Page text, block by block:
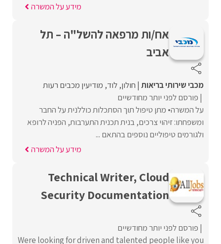
מידע על המשרה
אח/ות מרפאה להשל"ה – תל
אביב
מכבי שירותי בריאות חולון לוד מודיעין מכבים רעות
פורסם לפני יותר מחודשיים
על המשרה• מתן טיפול תוך הסתכלות כוללנית על החבר
ומשפחתו: זיהוי צרכים, בנית תכנית התערבות, הפניה לרופא
ולגורמים טיפוליים נוספים בהתאם ...
מידע על המשרה
Technical Writer, Cloud
Security Documentation
פורסם לפני יותר מחודשיים
Were looking for driven and talented people like you